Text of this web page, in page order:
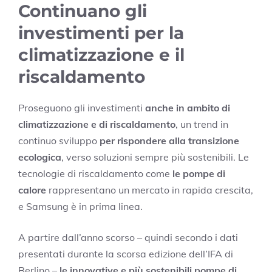
Continuano gli
investimenti per la
climatizzazione e il
riscaldamento
Proseguono gli investimenti anche in ambito di
climatizzazione e di riscaldamento, un trend in
continuo sviluppo per rispondere alla transizione
ecologica, verso soluzioni sempre più sostenibili. Le
tecnologie di riscaldamento come le pompe di
calore rappresentano un mercato in rapida crescita,
e Samsung è in prima linea.
A partire dall’anno scorso – quindi secondo i dati
presentati durante la scorsa edizione dell’IFA di